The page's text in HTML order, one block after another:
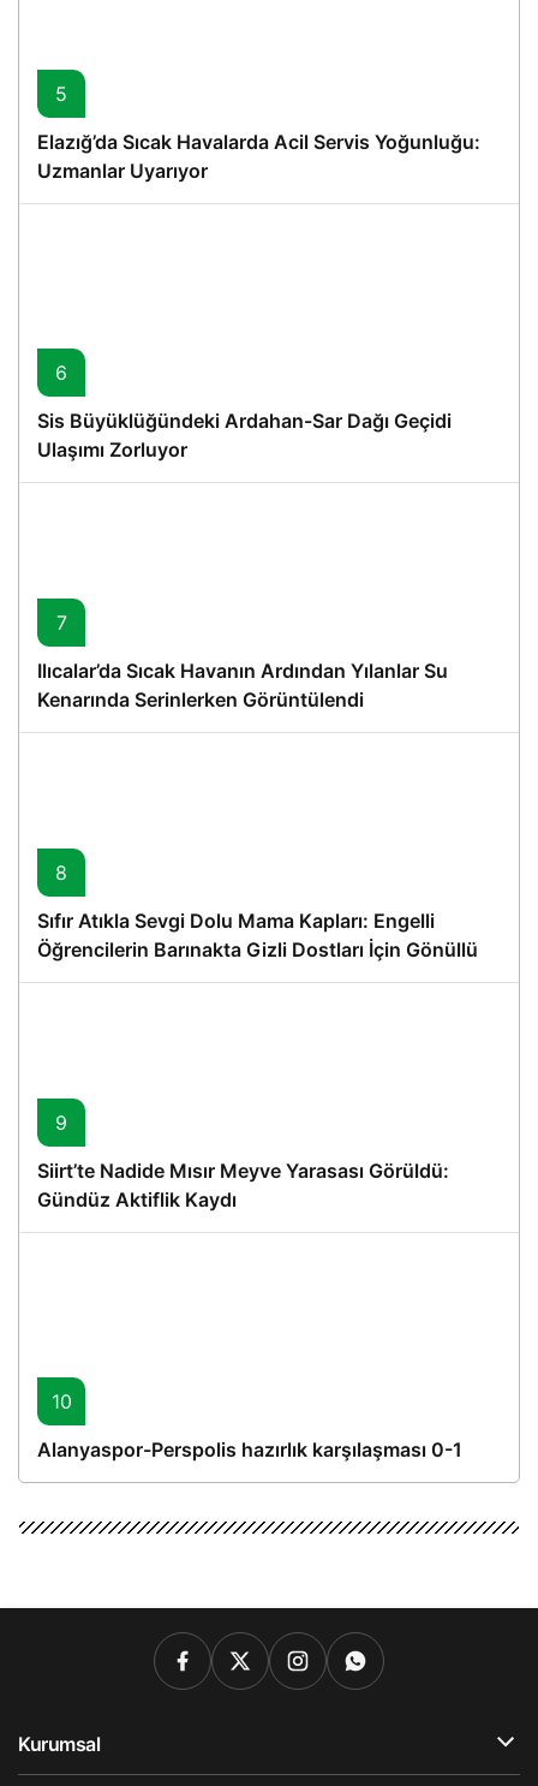
5
Elazığ’da Sıcak Havalarda Acil Servis Yoğunluğu:
Uzmanlar Uyarıyor
6
Sis Büyüklüğündeki Ardahan-Sar Dağı Geçidi
Ulaşımı Zorluyor
7
Ilıcalar’da Sıcak Havanın Ardından Yılanlar Su
Kenarında Serinlerken Görüntülendi
8
Sıfır Atıkla Sevgi Dolu Mama Kapları: Engelli
Öğrencilerin Barınakta Gizli Dostları İçin Gönüllü
Proje
9
Siirt’te Nadide Mısır Meyve Yarasası Görüldü:
Gündüz Aktiflik Kaydı
10
Alanyaspor-Perspolis hazırlık karşılaşması 0-1
Kurumsal